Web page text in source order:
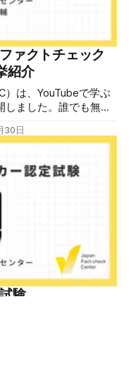
気をつけて」というだ
騙されたい人はいませ
った情
ァクトチェック
紹介
）は、YouTubeで学ぶ
しました。誰でも無料
ーの知識を学ぶことが
介や、間違った情報
アス、大規模に拡散す
では、画
どのように検証したら
具体的に学びます。
か
認するJFCファクトチ
もいつでも受験可能で
年度から2000円）。
するオープンバッジ・
30日
験